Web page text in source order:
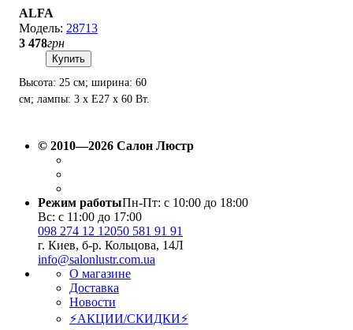
ALFA
28713
3 478грн
Купить
Высота: 25 см; ширина: 60
см; лампы: 3 х Е27 х 60 Вт.
© 2010—2026 Салон Люстр
Режим работыПн-Пт: с 10:00 до 18:00
Вс: с 11:00 до 17:00
098 274 12 12050 581 91 91
г. Киев, б-р. Кольцова, 14Л
info@salonlustr.com.ua
О магазине
Доставка
Новости
⚡АКЦИИ/СКИДКИ⚡